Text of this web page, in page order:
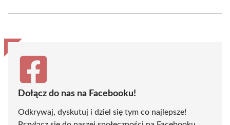
(Twitter)
Dołącz do nas na Facebooku!
Odkrywaj, dyskutuj i dziel się tym co najlepsze!